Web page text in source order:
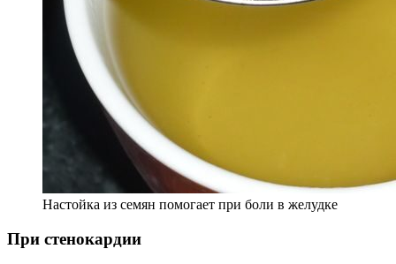
Настойка из семян помогает при боли в желудке
При стенокардии